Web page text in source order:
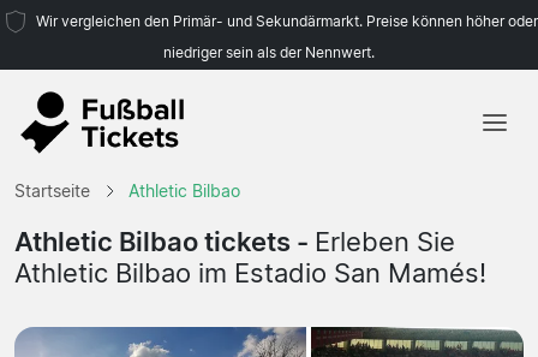
Wir vergleichen den Primär- und Sekundärmarkt. Preise können höher oder
niedriger sein als der Nennwert.
Startseite
Mannschaften
Ligen
Startseite Athletic Bilbao
Athletic Bilbao tickets - Erleben Sie
Athletic Bilbao im Estadio San Mamés!